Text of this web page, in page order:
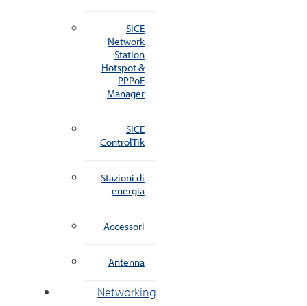
SICE
Network
Station
Hotspot &
PPPoE
Manager
SICE
ControlTik
Stazioni di
energia
Accessori
Antenna
Networking